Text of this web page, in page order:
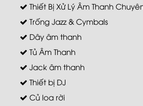
Thiết Bị Xử Lý Âm Thanh
Trống Jazz & Cymbals
Dây âm thanh
Tủ Âm Thanh
Jack âm thanh
Thiết bị DJ
Củ loa rời